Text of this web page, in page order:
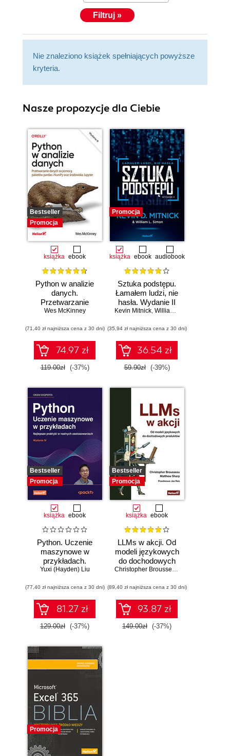
community, Idan's work appears in leading research
and industry venues, and he collaborates with
industry, academia, and open-source communities
agentic AI systems at scale.
Filtruj »
Nie znaleziono książek spełniających powyższe
kryteria.
Nasze propozycje dla Ciebie
Bestseller
Promocja
książka ebook
Python w analizie
danych.
Przetwarzanie
danych za pomocą
NumPy oraz
środowiska
Jupyter. Wydanie
III
Wes McKinney
(71,40 zł najniższa cena z 30 dni)
74.97 zł
119.00zł (-37%)
Promocja
książka ebook audiobook
Sztuka podstępu.
Łamałem ludzi, nie
hasła. Wydanie II
Kevin Mitnick, William L. Simon
(35,94 zł najniższa cena z 30 dni)
36.54 zł
59.90zł (-39%)
Bestseller
Promocja
książka ebook
Python. Uczenie
maszynowe w
przykładach.
Najlepsze praktyki
zastosowaniach.
Wydanie IV
Yuxi (Hayden) Liu
(77,40 zł najniższa cena z 30 dni)
81.27 zł
129.00zł (-37%)
Bestseller
Promocja
książka ebook
LLMs w akcji. Od
modeli językowych
do dochodowych
produktów
Christopher Brousseau
(89,40 zł najniższa cena z 30 dni)
93.87 zł
149.00zł (-37%)
Promocja